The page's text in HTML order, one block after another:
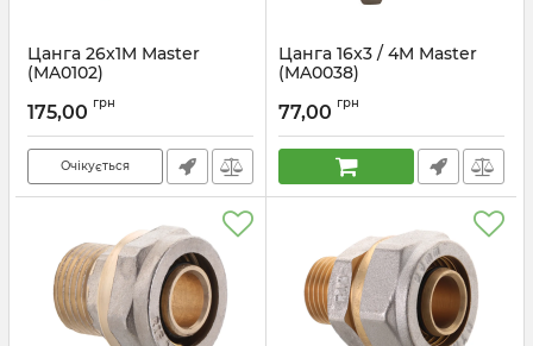
Цанга 26x1M Master
(MA0102)
175,00 грн
Очікується
Цанга 16x3 / 4M Master
(MA0038)
77,00 грн